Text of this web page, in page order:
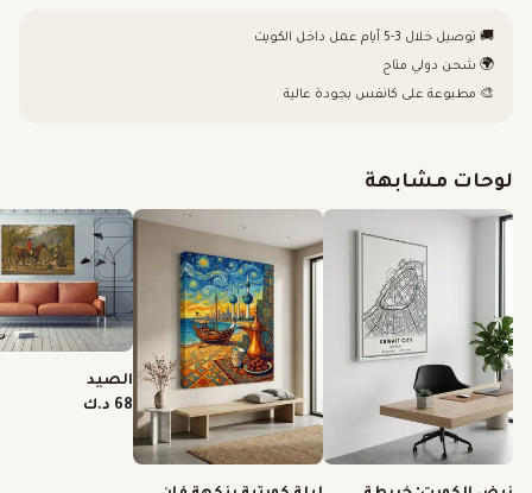
🚚 توصيل خلال 3-5 أيام عمل داخل الكويت
🌍 شحن دولي متاح
🎨 مطبوعة على كانفس بجودة عالية
لوحات مشابهة
الصيد
68 د.ك